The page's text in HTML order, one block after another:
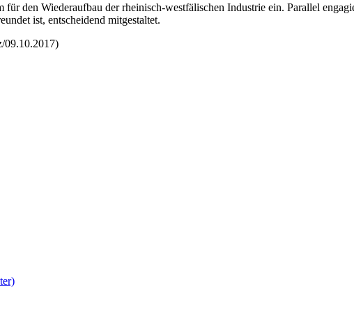
den Wiederaufbau der rheinisch-westfälischen Industrie ein. Parallel
ist, entscheidend mitgestaltet.
09.10.2017)